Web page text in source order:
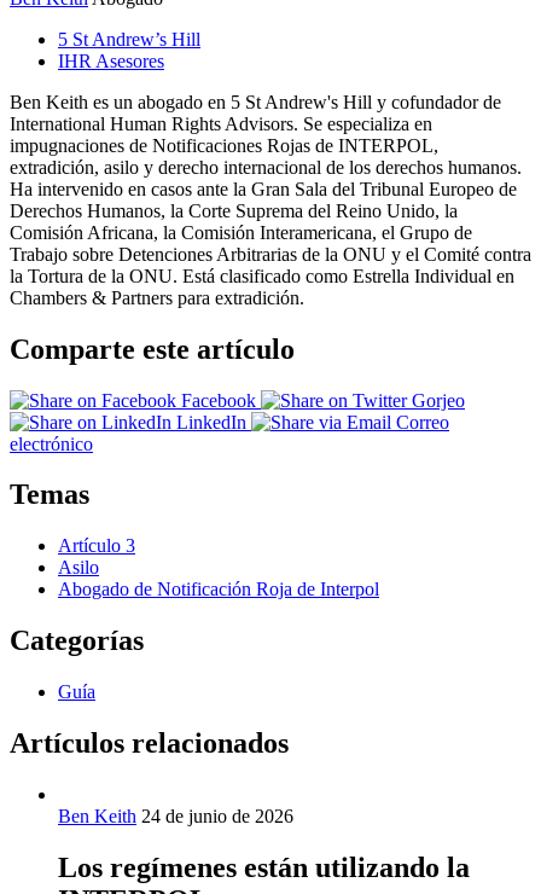
5 St Andrew’s Hill
IHR Asesores
Ben Keith es un abogado en 5 St Andrew's Hill y cofundador de
International Human Rights Advisors. Se especializa en
impugnaciones de Notificaciones Rojas de INTERPOL,
extradición, asilo y derecho internacional de los derechos humanos.
Ha intervenido en casos ante la Gran Sala del Tribunal Europeo de
Derechos Humanos, la Corte Suprema del Reino Unido, la
Comisión Africana, la Comisión Interamericana, el Grupo de
Trabajo sobre Detenciones Arbitrarias de la ONU y el Comité contra
la Tortura de la ONU. Está clasificado como Estrella Individual en
Chambers & Partners para extradición.
Comparte este artículo
Facebook
Gorjeo
LinkedIn
Correo
electrónico
Temas
Artículo 3
Asilo
Abogado de Notificación Roja de Interpol
Categorías
Guía
Artículos relacionados
Ben Keith 24 de junio de 2026
Los regímenes están utilizando la